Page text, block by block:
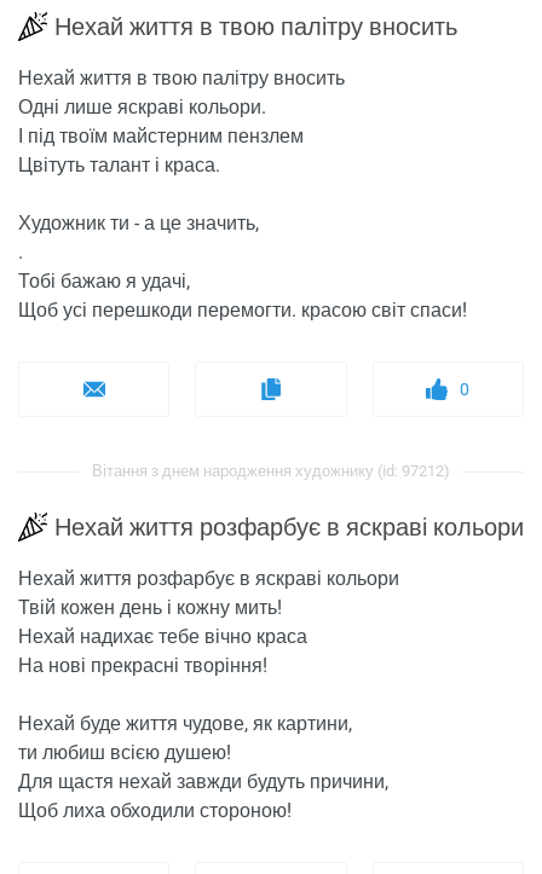
Нехай життя в твою палітру вносить
Нехай життя в твою палітру вносить
Одні лише яскраві кольори.
І під твоїм майстерним пензлем
Цвітуть талант і краса.
Художник ти - а це значить,
.
Тобі бажаю я удачі,
Щоб усі перешкоди перемогти. красою світ спаси!
0
Вітання з днем ​​народження художнику (id: 97212)
Нехай життя розфарбує в яскраві кольори
Нехай життя розфарбує в яскраві кольори
Твій кожен день і кожну мить!
Нехай надихає тебе вічно краса
На нові прекрасні творіння!
Нехай буде життя чудове, як картини,
ти любиш всією душею!
Для щастя нехай завжди будуть причини,
Щоб лиха обходили стороною!